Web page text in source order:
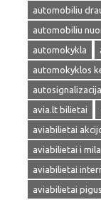
automobiliu
automobiliu
automokykla
automokyklos
autosignalizacija
avia.lt bilietai
aviabilietai
aviabilietai i
aviabilietai
aviabilietai pigus